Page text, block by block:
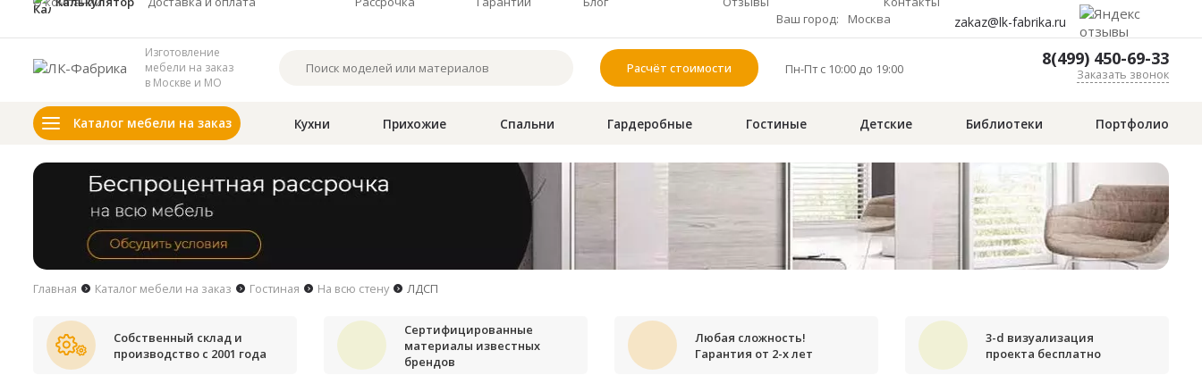
Ваш город: Москва zakaz@lk-fabrika.ru
Изготовление
мебели на заказ
в Москве и МО
Расчёт стоимости Пн-Пт с 10:00 до 19:00 8(499) 450-69-33
Заказать звонок
Каталог мебели на заказ Кухни Прихожие Спальни Гардеробные Гостиные Детские Библиотеки Портфолио
Главная Каталог мебели на заказ Гостиная На всю стену ЛДСП
Собственный склад и
производство с 2001 года
Сертифицированные
материалы известных
брендов
Любая сложность!
Гарантия от 2-х лет
3-d визуализация
проекта бесплатно